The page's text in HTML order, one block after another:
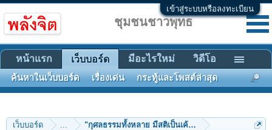
เข้าสู่ระบบหรือลงทะเบียน
เว็บบอร์ด ... "กุศลธรรมทั้งหลาย มีสติเป็นเค้ามูล" (หลวงปู่ขาว อนาล
ชุมชนชาวพุทธ
หน้าแรก เว็บบอร์ด
ค้นหาในเว็บบอร์ด เรื่องเด่น กระทู้และโพสต์ล่าสุด
มีอะไรใหม่ วิดีโอ